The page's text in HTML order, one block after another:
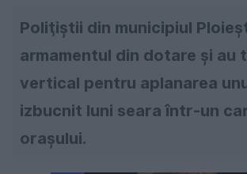
Poliţiştii din municipiul
armamentul din dotare şi au
vertical pentru aplanarea
izbucnit luni seara într-un
oraşului.